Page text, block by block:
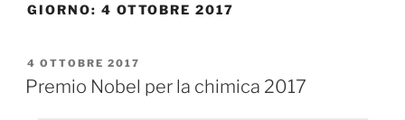
GIORNO: 4 OTTOBRE 2017
PUBBLICATO
IL
4 OTTOBRE 2017
Premio Nobel per la chimica 2017